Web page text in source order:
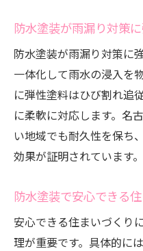
防水塗装が雨漏り対策
防水塗装が雨漏り対策に
一体化して雨水の浸入を
に弾性塗料はひび割れ追
に柔軟に対応します。名
い地域でも耐久性を保ち
効果が証明されています。
防水塗装で安心できる
安心できる住まいづくり
理が重要です。具体的に